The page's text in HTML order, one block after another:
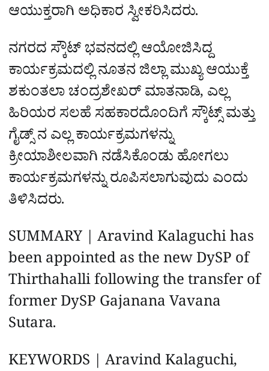
ಆಯುಕ್ತರಾಗಿ ಅಧಿಕಾರ ಸ್ವೀಕರಿಸಿದರು.
ನಗರದ ಸ್ಕೌಟ್ ಭವನದಲ್ಲಿ ಆಯೋಜಿಸಿದ್ದ
ಕಾರ್ಯಕ್ರಮದಲ್ಲಿ ನೂತನ ಜಿಲ್ಲಾ ಮುಖ್ಯ ಆಯುಕ್ತೆ
ಶಕುಂತಲಾ ಚಂದ್ರಶೇಖರ್ ಮಾತನಾಡಿ, ಎಲ್ಲ
ಹಿರಿಯರ ಸಲಹೆ ಸಹಕಾರದೊಂದಿಗೆ ಸ್ಕೌಟ್ಸ್ ಮತ್ತು
ಗೈಡ್ಸ್ ನ ಎಲ್ಲ ಕಾರ್ಯಕ್ರಮಗಳನ್ನು
ಕ್ರೀಯಾಶೀಲವಾಗಿ ನಡೆಸಿಕೊಂಡು ಹೋಗಲು
ಕಾರ್ಯಕ್ರಮಗಳನ್ನು ರೂಪಿಸಲಾಗುವುದು ಎಂದು
ತಿಳಿಸಿದರು.
SUMMARY | Aravind Kalaguchi has
been appointed as the new DySP of
Thirthahalli following the transfer of
former DySP Gajanana Vavana
Sutara.
KEYWORDS | Aravind Kalaguchi,